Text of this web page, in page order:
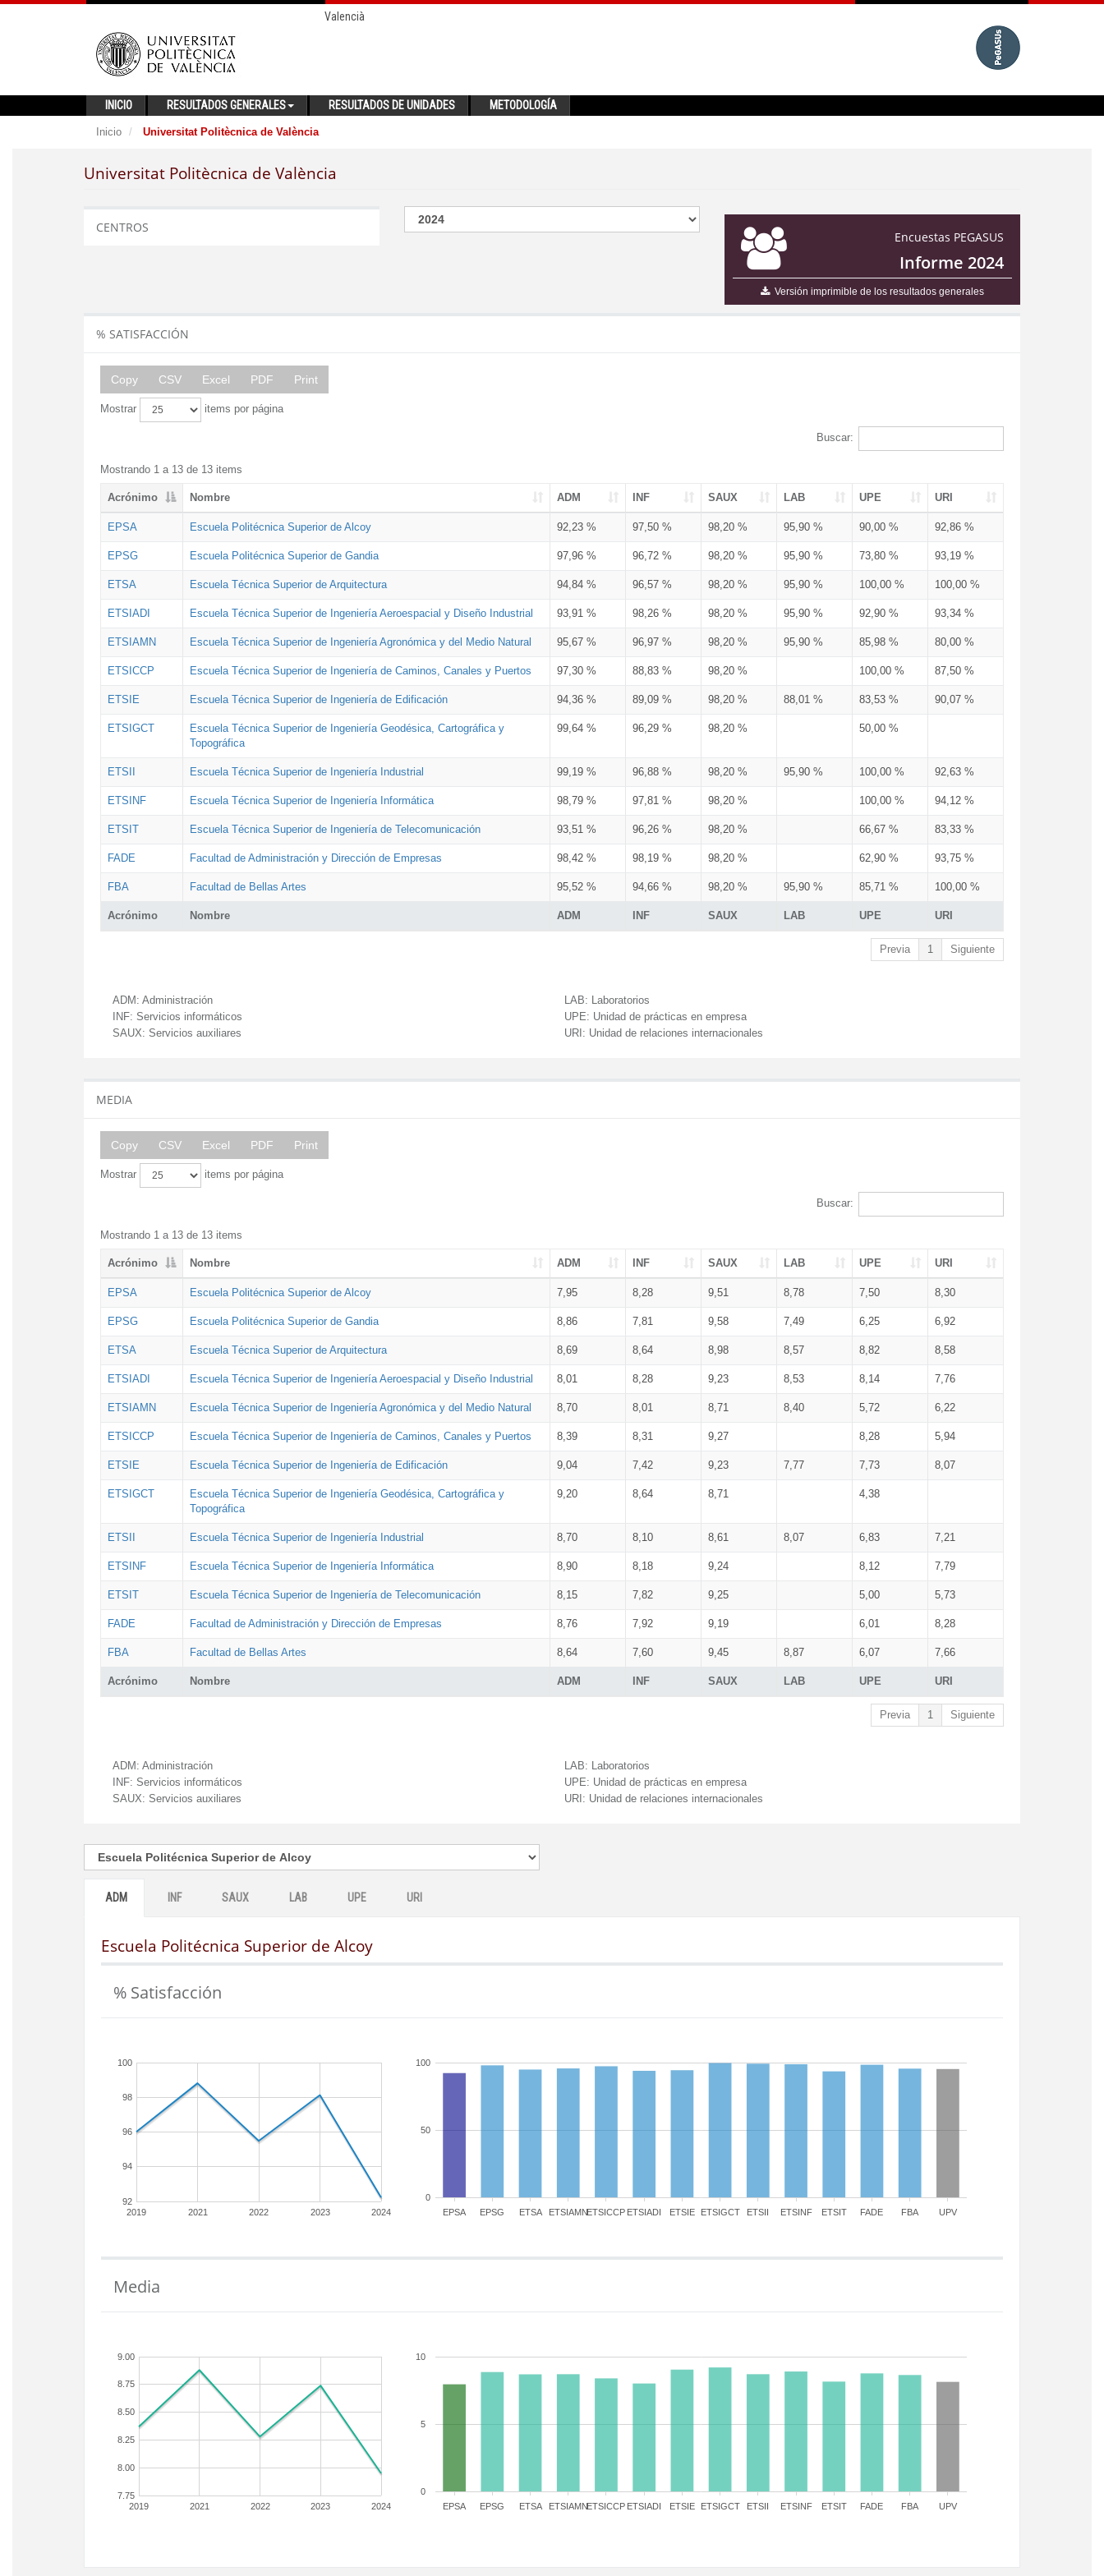
Valencià
INICIO RESULTADOS GENERALES RESULTADOS DE UNIDADES METODOLOGÍA
Inicio Universitat Politècnica de València
Universitat Politècnica de València
Encuestas PEGASUS
Informe 2024
Versión imprimible de los resultados generales
CENTROS
% SATISFACCIÓN
Copy CSV Excel PDF Print
Mostrar items por página
Buscar:
Mostrando 1 a 13 de 13 items
Acrónimo Nombre ADM INF SAUX LAB UPE URI
Acrónimo Nombre ADM INF SAUX LAB UPE URI
EPSA Escuela Politécnica Superior de Alcoy 92,23 % 97,50 % 98,20 % 95,90 % 90,00 % 92,86 %
EPSG Escuela Politécnica Superior de Gandia 97,96 % 96,72 % 98,20 % 95,90 % 73,80 % 93,19 %
ETSA Escuela Técnica Superior de Arquitectura 94,84 % 96,57 % 98,20 % 95,90 % 100,00 % 100,00 %
ETSIADI Escuela Técnica Superior de Ingeniería Aeroespacial y Diseño Industrial 93,91 % 98,26 % 98,20 % 95,90 % 92,90 % 93,34 %
ETSIAMN Escuela Técnica Superior de Ingeniería Agronómica y del Medio Natural 95,67 % 96,97 % 98,20 % 95,90 % 85,98 % 80,00 %
ETSICCP Escuela Técnica Superior de Ingeniería de Caminos, Canales y Puertos 97,30 % 88,83 % 98,20 % 100,00 % 87,50 %
ETSIE Escuela Técnica Superior de Ingeniería de Edificación 94,36 % 89,09 % 98,20 % 88,01 % 83,53 % 90,07 %
ETSIGCT
Escuela Técnica Superior de Ingeniería Geodésica, Cartográfica y
Topográfica
99,64 % 96,29 % 98,20 % 50,00 %
ETSII Escuela Técnica Superior de Ingeniería Industrial 99,19 % 96,88 % 98,20 % 95,90 % 100,00 % 92,63 %
ETSINF Escuela Técnica Superior de Ingeniería Informática 98,79 % 97,81 % 98,20 % 100,00 % 94,12 %
ETSIT Escuela Técnica Superior de Ingeniería de Telecomunicación 93,51 % 96,26 % 98,20 % 66,67 % 83,33 %
FADE Facultad de Administración y Dirección de Empresas 98,42 % 98,19 % 98,20 % 62,90 % 93,75 %
FBA Facultad de Bellas Artes 95,52 % 94,66 % 98,20 % 95,90 % 85,71 % 100,00 %
Previa 1 Siguiente
ADM: Administración
INF: Servicios informáticos
SAUX: Servicios auxiliares
LAB: Laboratorios
UPE: Unidad de prácticas en empresa
URI: Unidad de relaciones internacionales
MEDIA
Copy CSV Excel PDF Print
Mostrar items por página
Buscar:
Mostrando 1 a 13 de 13 items
Acrónimo Nombre ADM INF SAUX LAB UPE URI
Acrónimo Nombre ADM INF SAUX LAB UPE URI
EPSA Escuela Politécnica Superior de Alcoy 7,95 8,28 9,51 8,78 7,50 8,30
EPSG Escuela Politécnica Superior de Gandia 8,86 7,81 9,58 7,49 6,25 6,92
ETSA Escuela Técnica Superior de Arquitectura 8,69 8,64 8,98 8,57 8,82 8,58
ETSIADI Escuela Técnica Superior de Ingeniería Aeroespacial y Diseño Industrial 8,01 8,28 9,23 8,53 8,14 7,76
ETSIAMN Escuela Técnica Superior de Ingeniería Agronómica y del Medio Natural 8,70 8,01 8,71 8,40 5,72 6,22
ETSICCP Escuela Técnica Superior de Ingeniería de Caminos, Canales y Puertos 8,39 8,31 9,27 8,28 5,94
ETSIE Escuela Técnica Superior de Ingeniería de Edificación 9,04 7,42 9,23 7,77 7,73 8,07
ETSIGCT
Escuela Técnica Superior de Ingeniería Geodésica, Cartográfica y
Topográfica
9,20 8,64 8,71 4,38
ETSII Escuela Técnica Superior de Ingeniería Industrial 8,70 8,10 8,61 8,07 6,83 7,21
ETSINF Escuela Técnica Superior de Ingeniería Informática 8,90 8,18 9,24 8,12 7,79
ETSIT Escuela Técnica Superior de Ingeniería de Telecomunicación 8,15 7,82 9,25 5,00 5,73
FADE Facultad de Administración y Dirección de Empresas 8,76 7,92 9,19 6,01 8,28
FBA Facultad de Bellas Artes 8,64 7,60 9,45 8,87 6,07 7,66
Previa 1 Siguiente
ADM: Administración
INF: Servicios informáticos
SAUX: Servicios auxiliares
LAB: Laboratorios
UPE: Unidad de prácticas en empresa
URI: Unidad de relaciones internacionales
ADM INF SAUX LAB UPE URI
Escuela Politécnica Superior de Alcoy
% Satisfacción
2019 2021 2022 2023 2024
92
94
96
98
100
EPSA EPSG ETSA ETSIAMNETSICCP ETSIADI ETSIE ETSIGCT ETSII ETSINF ETSIT FADE FBA UPV
0
50
100
Media
2019 2021 2022 2023 2024
7.75
8.00
8.25
8.50
8.75
9.00
EPSA EPSG ETSA ETSIAMNETSICCP ETSIADI ETSIE ETSIGCT ETSII ETSINF ETSIT FADE FBA UPV
0
5
10